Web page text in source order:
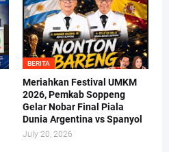
BERITA
Meriahkan Festival UMKM
2026, Pemkab Soppeng
Gelar Nobar Final Piala
Dunia Argentina vs Spanyol
July 20, 2026